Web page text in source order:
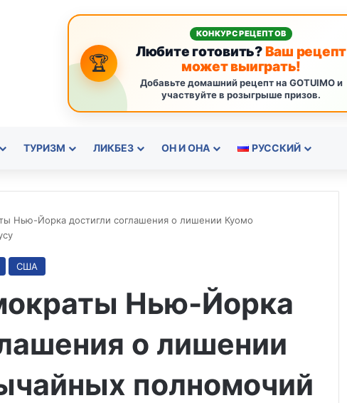
🏆
КОНКУРС РЕЦЕПТОВ
Любите готовить?Ваш рецепт
может выиграть!
Добавьте домашний рецепт на GOTUIMO и
участвуйте в розыгрыше призов.
ТУРИЗМ ЛИКБЕЗ ОН И ОНА РУССКИЙ
Нью-Йорка достигли соглашения о лишении Куомо
США
Нью-Йорка
о лишении
полномочий